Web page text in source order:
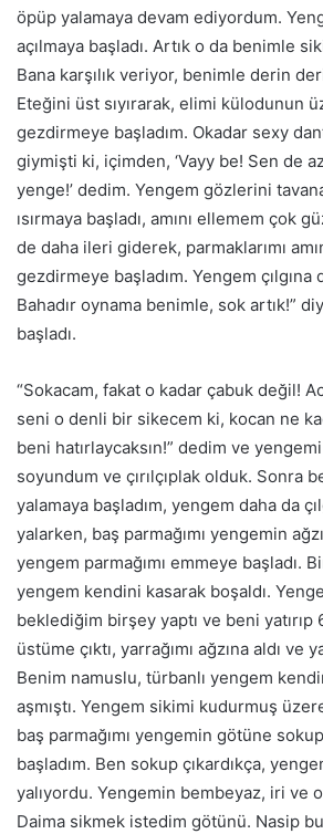
öpüp yalamaya devam ediyordum.
açılmaya başladı. Artık o da benimle
Bana karşılık veriyor, benimle derin
Eteğini üst sıyırarak, elimi külodunun
gezdirmeye başladım. Okadar sexy
giymişti ki, içimden, ‘Vayy be! Sen de
yenge!’ dedim. Yengem gözlerini
ısırmaya başladı, amını ellemem çok
de daha ileri giderek, parmaklarımı am
gezdirmeye başladım. Yengem çılgına
Bahadır oynama benimle, sok artık!”
başladı.
“Sokacam, fakat o kadar çabuk değil!
seni o denli bir sikecem ki, kocan ne
beni hatırlaycaksın!” dedim ve
soyundum ve çırılçıplak olduk. Sonra
yalamaya başladım, yengem daha da
yalarken, baş parmağımı yengemin
yengem parmağımı emmeye başladı.
yengem kendini kasarak boşaldı.
beklediğim birşey yaptı ve beni yatırıp
üstüme çıktı, yarrağımı ağzına aldı ve
Benim namuslu, türbanlı yengem
aşmıştı. Yengem sikimi kudurmuş
baş parmağımı yengemin götüne
başladım. Ben sokup çıkardıkça,
yalıyordu. Yengemin bembeyaz, iri ve
Daima sikmek istedim götünü. Nasip